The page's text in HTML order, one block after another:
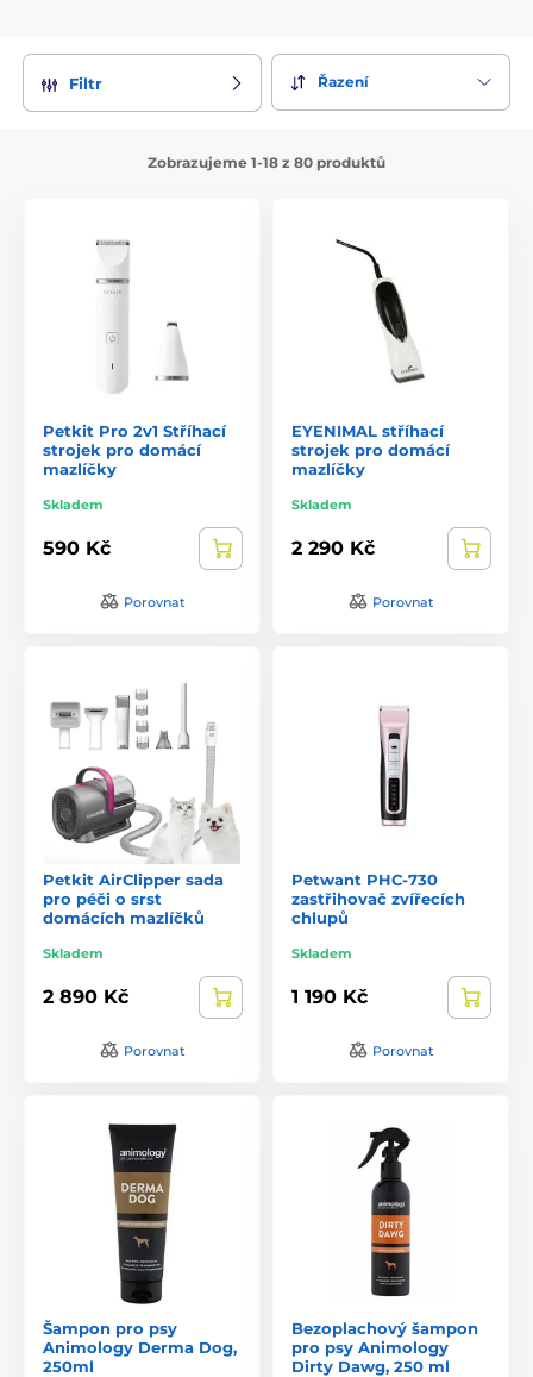
Filtr Řazení
Zobrazujeme 1-18 z 80 produktů
Petkit Pro 2v1 Stříhací
strojek pro domácí
mazlíčky
Skladem
590 Kč
Porovnat
EYENIMAL stříhací
strojek pro domácí
mazlíčky
Skladem
2 290 Kč
Porovnat
Petkit AirClipper sada
pro péči o srst
domácích mazlíčků
Skladem
2 890 Kč
Porovnat
Petwant PHC-730
zastřihovač zvířecích
chlupů
Skladem
1 190 Kč
Porovnat
Šampon pro psy
Animology Derma Dog,
250ml
Bezoplachový šampon
pro psy Animology
Dirty Dawg, 250 ml